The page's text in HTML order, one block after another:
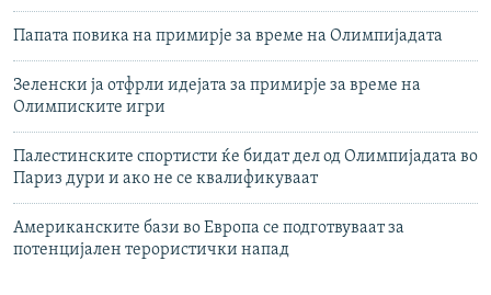
Папата повика на примирје за време на Олимпијадата
Зеленски ја отфрли идејата за примирје за време на
Олимписките игри
Палестинските спортисти ќе бидат дел од Олимпијадата во
Париз дури и ако не се квалификуваат
Американските бази во Европа се подготвуваат за
потенцијален терористички напад